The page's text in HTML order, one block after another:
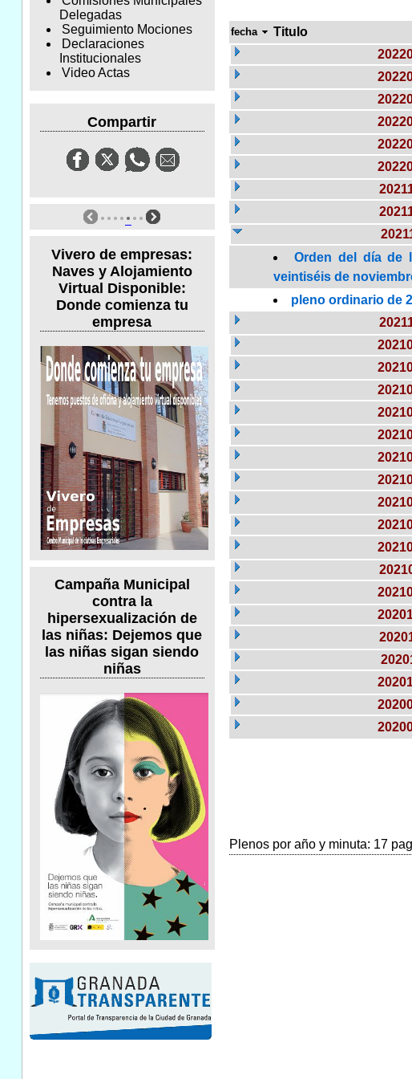
Delegadas
Seguimiento Mociones
Declaraciones
Institucionales
Video Actas
Compartir
Vivero de empresas:
Naves y Alojamiento
Virtual Disponible:
Donde comienza tu
empresa
Campaña Municipal
contra la
hipersexualización de
las niñas: Dejemos que
las niñas sigan siendo
niñas
fecha Titulo
Orden del día de
veintiséis de
pleno ordinario de
Plenos por año y minuta: 17